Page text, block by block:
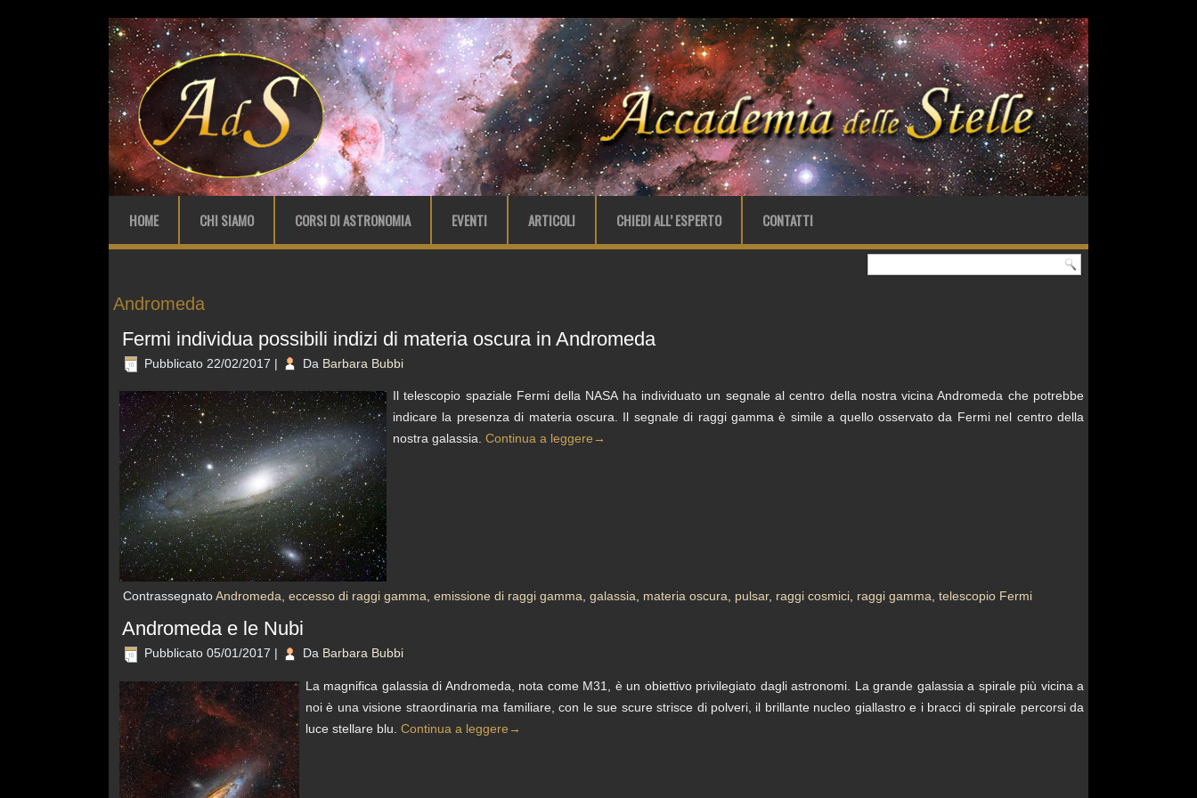
HOME CHI SIAMO CORSI DI ASTRONOMIA EVENTI ARTICOLI CHIEDI ALL’ ESPERTO CONTATTI
Andromeda
Fermi individua possibili indizi di materia oscura in Andromeda
Pubblicato 22/02/2017 | Da Barbara Bubbi
Il telescopio spaziale Fermi della NASA ha individuato un segnale al centro della nostra vicina Andromeda che potrebbe
indicare la presenza di materia oscura. Il segnale di raggi gamma è simile a quello osservato da Fermi nel centro della
nostra galassia. Continua a leggere →
ContrassegnatoAndromeda, eccesso di raggi gamma, emissione di raggi gamma, galassia, materia oscura, pulsar, raggi cosmici, raggi gamma, telescopio Fermi
Andromeda e le Nubi
Pubblicato 05/01/2017 | Da Barbara Bubbi
La magnifica galassia di Andromeda, nota come M31, è un obiettivo privilegiato dagli astronomi. La grande galassia a spirale più vicina a
noi è una visione straordinaria ma familiare, con le sue scure strisce di polveri, il brillante nucleo giallastro e i bracci di spirale percorsi da
luce stellare blu. Continua a leggere →